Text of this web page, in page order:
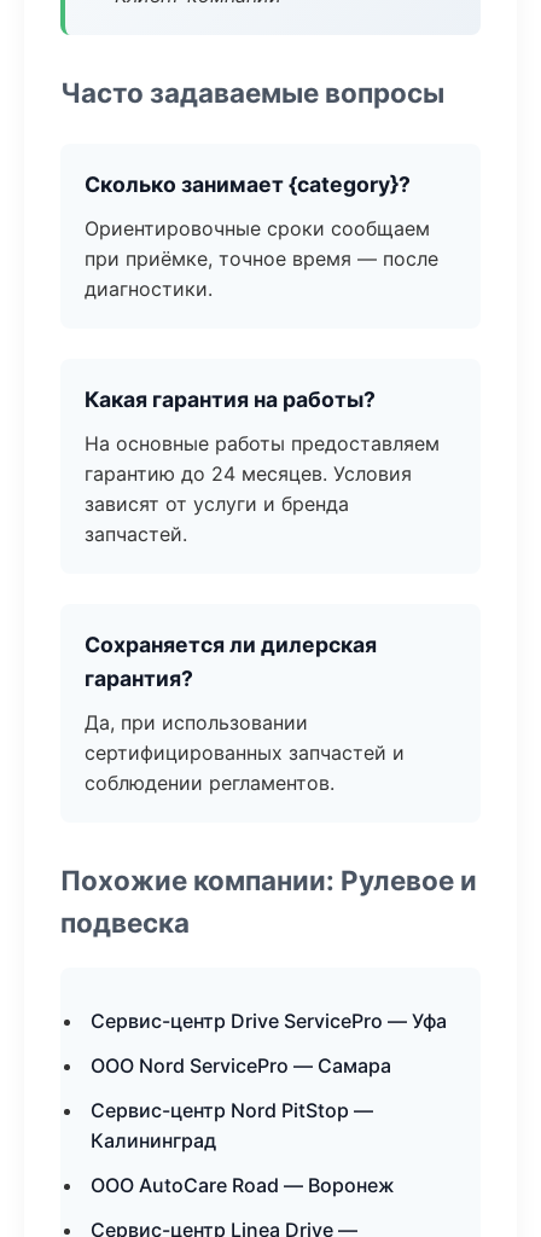
Часто задаваемые вопросы
Сколько занимает {category}?
Ориентировочные сроки сообщаем
при приёмке, точное время — после
диагностики.
Какая гарантия на работы?
На основные работы предоставляем
гарантию до 24 месяцев. Условия
зависят от услуги и бренда
запчастей.
Сохраняется ли дилерская
гарантия?
Да, при использовании
сертифицированных запчастей и
соблюдении регламентов.
Похожие компании: Рулевое и
подвеска
Сервис-центр Drive ServicePro — Уфа
ООО Nord ServicePro — Самара
Сервис-центр Nord PitStop —
Калининград
ООО AutoCare Road — Воронеж
Сервис-центр Linea Drive —